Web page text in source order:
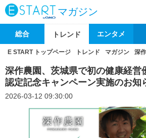
マガジン
総合 トレンド エンタメ
E START トップページ トレンド マガジン 深
深作農園、茨城県で初の健康経営
認定記念キャンペーン実施のお知
2026-03-12 09:30:00